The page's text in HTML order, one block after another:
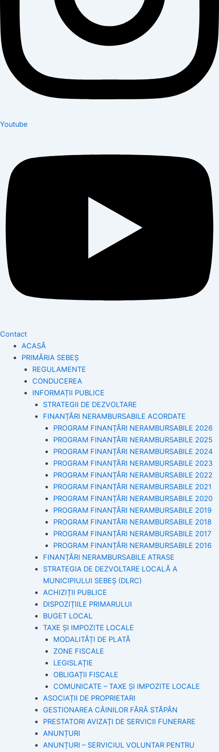
Youtube
Contact
ACASĂ
PRIMĂRIA SEBEȘ
REGULAMENTE
CONDUCEREA
INFORMAȚII PUBLICE
STRATEGII DE DEZVOLTARE
FINANȚĂRI NERAMBURSABILE ACORDATE
PROGRAM FINANȚĂRI NERAMBURSABILE 2026
PROGRAM FINANȚĂRI NERAMBURSABILE 2025
PROGRAM FINANȚĂRI NERAMBURSABILE 2024
PROGRAM FINANȚĂRI NERAMBURSABILE 2023
PROGRAM FINANȚĂRI NERAMBURSABILE 2022
PROGRAM FINANȚĂRI NERAMBURSABILE 2021
PROGRAM FINANȚĂRI NERAMBURSABILE 2020
PROGRAM FINANȚĂRI NERAMBURSABILE 2019
PROGRAM FINANTĂRI NERAMBURSABILE 2018
PROGRAM FINANȚĂRI NERAMBURSABILE 2017
PROGRAM FINANȚĂRI NERAMBURSABILE 2016
FINANȚĂRI NERAMBURSABILE ATRASE
STRATEGIA DE DEZVOLTARE LOCALĂ A
MUNICIPIULUI SEBEȘ (DLRC)
ACHIZIȚII PUBLICE
DISPOZIȚIILE PRIMARULUI
BUGET LOCAL
TAXE ȘI IMPOZITE LOCALE
MODALITĂȚI DE PLATĂ
ZONE FISCALE
LEGISLAȚIE
OBLIGAȚII FISCALE
COMUNICATE – TAXE ȘI IMPOZITE LOCALE
ASOCIAȚII DE PROPRIETARI
GESTIONAREA CÂINILOR FĂRĂ STĂPÂN
PRESTATORI AVIZAȚI DE SERVICII FUNERARE
ANUNȚURI
ANUNȚURI – SERVICIUL VOLUNTAR PENTRU